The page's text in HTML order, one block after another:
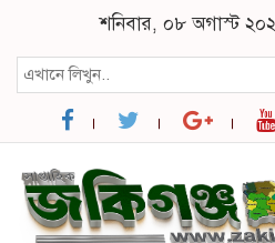
শনিবার, ০৮ অগাস্ট